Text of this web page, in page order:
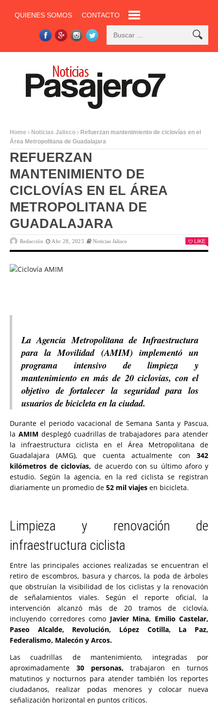
QUIENES SOMOS CONTACTO
Home Noticias Jalisco
Refuerzan mantenimiento de ciclovías en el
Área Metropolitana de Guadalajara
REFUERZAN
MANTENIMIENTO DE
CICLOVÍAS EN EL ÁREA
METROPOLITANA DE
GUADALAJARA
Redacción Abr 28, 2025 Noticias Jalisco LIKE
La Agencia Metropolitana de Infraestructura
para la Movilidad (AMIM) implementó un
programa intensivo de limpieza y
mantenimiento en más de 20 ciclovías, con el
objetivo de fortalecer la seguridad para los
usuarios de bicicleta en la ciudad.
Durante el periodo vacacional de Semana Santa y Pascua,
la AMIM desplegó cuadrillas de trabajadores para atender
la infraestructura ciclista en el Área Metropolitana de
Guadalajara (AMG), que cuenta actualmente con 342
kilómetros de ciclovías, de acuerdo con su último aforo y
estudio. Según la agencia, en la red ciclista se registran
diariamente un promedio de 52 mil viajes en bicicleta.
Limpieza y renovación de
infraestructura ciclista
Entre las principales acciones realizadas se encuentran el
retiro de escombros, basura y charcos, la poda de árboles
que obstruían la visibilidad de los ciclistas y la renovación
de señalamientos viales. Según el reporte oficial, la
intervención alcanzó más de 20 tramos de ciclovía,
incluyendo corredores como Javier Mina, Emilio Castelar,
Paseo Alcalde, Revolución, López Cotilla, La Paz,
Federalismo, Malecón y Arcos.
Las cuadrillas de mantenimiento, integradas por
aproximadamente 30 personas, trabajaron en turnos
matutinos y nocturnos para atender también los reportes
ciudadanos, realizar podas menores y colocar nueva
señalización horizontal en puntos críticos.